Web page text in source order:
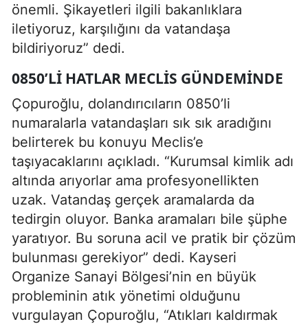
önemli. Şikayetleri ilgili bakanlıklara
iletiyoruz, karşılığını da vatandaşa
bildiriyoruz” dedi.
0850’LI HATLAR MECLIS GÜNDEMINDE
Çopuroğlu, dolandırıcıların 0850’li
numaralarla vatandaşları sık sık aradığını
belirterek bu konuyu Meclis’e
taşıyacaklarını açıkladı. “Kurumsal kimlik adı
altında arıyorlar ama profesyonellikten
uzak. Vatandaş gerçek aramalarda da
tedirgin oluyor. Banka aramaları bile şüphe
yaratıyor. Bu soruna acil ve pratik bir çözüm
bulunması gerekiyor” dedi. Kayseri
Organize Sanayi Bölgesi’nin en büyük
probleminin atık yönetimi olduğunu
vurgulayan Çopuroğlu, “Atıkları kaldırmak